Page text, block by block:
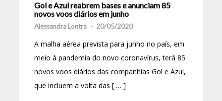
Gol e Azul reabrem bases e anunciam 85
novos voos diários em junho
Alessandra Lontra - 20/05/2020
A malha aérea prevista para junho no país, em
meio à pandemia do novo coronavírus, terá 85
novos voos diários das companhias Gol e Azul,
que incluem a volta das [ … ]